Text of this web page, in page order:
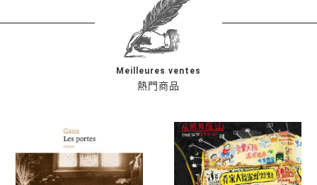
熱門商品
Meilleures ventes